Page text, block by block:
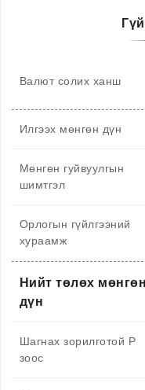
Валют солих ханш
Илгээх мөнгөн дүн
Мөнгөн гуйвуулгын
шимтгэл
Орлогын гүйлгээний
хураамж
Нийт төлөх мөнгөн
дүн
Шагнах зорилготой P
зоос